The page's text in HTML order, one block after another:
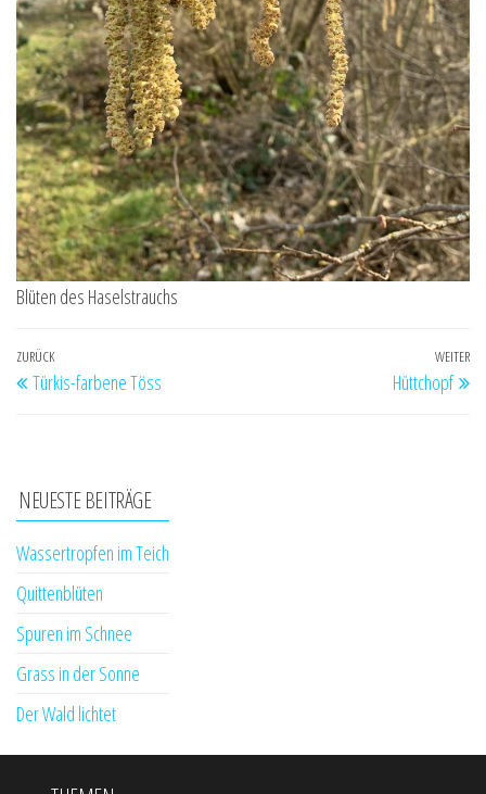
Blüten des Haselstrauchs
Beitragsnavigation
Vorheriger
Beitrag
ZURÜCK
Türkis-farbene Töss
WEITER
Hüttchopf
NEUESTE BEITRÄGE
Wassertropfen im Teich
Quittenblüten
Spuren im Schnee
Grass in der Sonne
Der Wald lichtet